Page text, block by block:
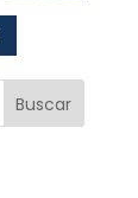
Buscar